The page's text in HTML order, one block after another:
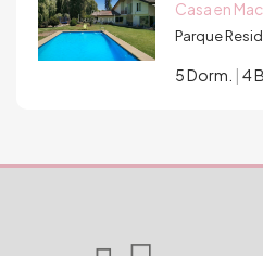
Casa en
Parque
5 Dorm. 4